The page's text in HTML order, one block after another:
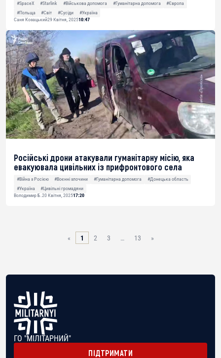
#SpaceX #Starlink #Військова допомога #Гуманітарна допомога
#Європа
#Польща
#Світ #Сусіди
#Україна
Саня Козацький29 Квітня, 202510:47
Російські дрони атакували гуманітарну місію, яка
евакуювала цивільних із прифронтового села
#Війна з Росією #Воєнні злочини #Гуманітарна допомога
#Донецька область
#Україна
#Цивільні громадяни
Володимир Б. 20 Квітня, 202517:20
« 1 2 3 … 13 »
ГО "МІЛІТАРНИЙ"
ПІДТРИМАТИ